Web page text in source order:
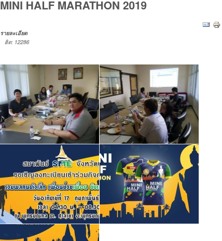
MINI HALF MARATHON 2019
รายละเอียด
ฮิต: 12286